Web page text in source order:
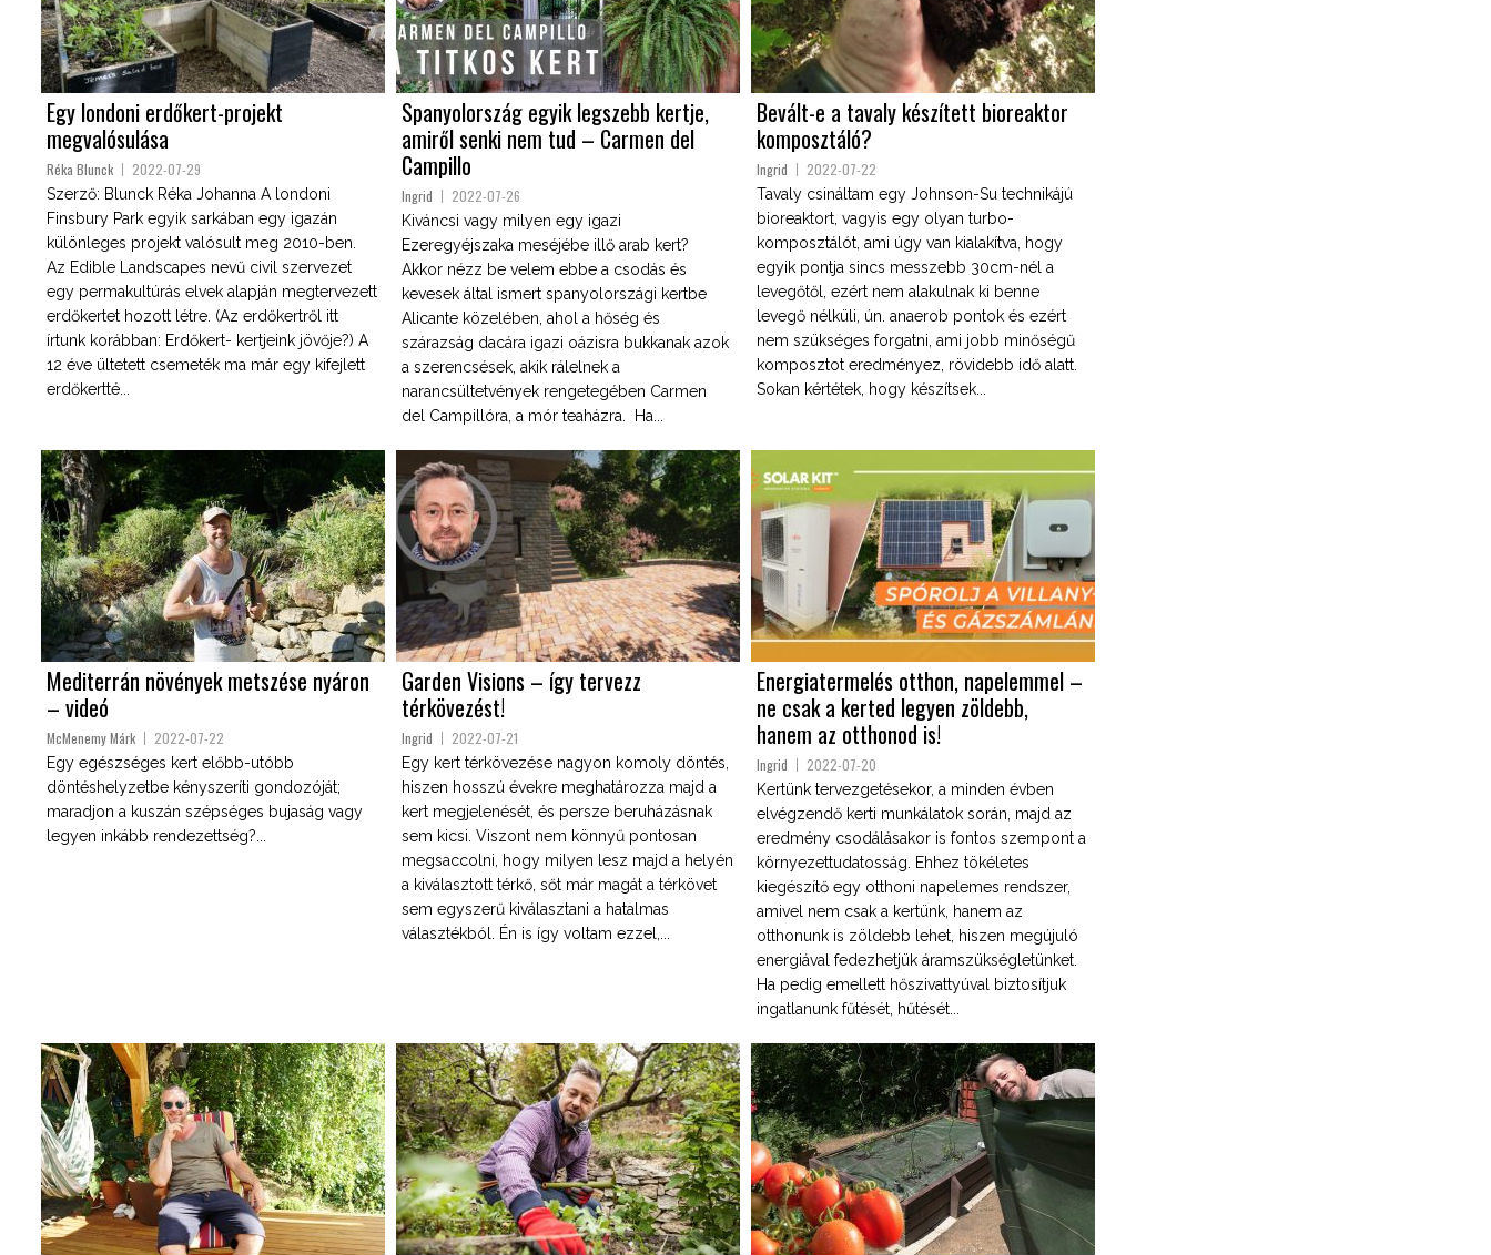
Egy londoni erdőkert-projekt
megvalósulása
Réka Blunck 2022-07-29
Szerző: Blunck Réka Johanna A londoni
Finsbury Park egyik sarkában egy igazán
különleges projekt valósult meg 2010-ben.
Az Edible Landscapes nevű civil szervezet
egy permakultúrás elvek alapján megtervezett
erdőkertet hozott létre. (Az erdőkertről itt
írtunk korábban: Erdőkert- kertjeink jövője?) A
12 éve ültetett csemeték ma már egy kifejlett
erdőkertté...
Spanyolország egyik legszebb kertje,
amiről senki nem tud – Carmen del
Campillo
Ingrid 2022-07-26
Kiváncsi vagy milyen egy igazi
Ezeregyéjszaka meséjébe illő arab kert?
Akkor nézz be velem ebbe a csodás és
kevesek által ismert spanyolországi kertbe
Alicante közelében, ahol a hőség és
szárazság dacára igazi oázisra bukkanak azok
a szerencsések, akik rálelnek a
narancsültetvények rengetegében Carmen
del Campillóra, a mór teaházra. Ha...
Bevált-e a tavaly készített bioreaktor
komposztáló?
Ingrid 2022-07-22
Tavaly csináltam egy Johnson-Su technikájú
bioreaktort, vagyis egy olyan turbo-
komposztálót, ami úgy van kialakítva, hogy
egyik pontja sincs messzebb 30cm-nél a
levegőtől, ezért nem alakulnak ki benne
levegő nélküli, ún. anaerob pontok és ezért
nem szükséges forgatni, ami jobb minőségű
komposztot eredményez, rövidebb idő alatt.
Sokan kértétek, hogy készítsek...
Mediterrán növények metszése nyáron
– videó
McMenemy Márk 2022-07-22
Egy egészséges kert előbb-utóbb
döntéshelyzetbe kényszeríti gondozóját;
maradjon a kuszán szépséges bujaság vagy
legyen inkább rendezettség?...
Garden Visions – így tervezz
térkövezést!
Ingrid 2022-07-21
Egy kert térkövezése nagyon komoly döntés,
hiszen hosszú évekre meghatározza majd a
kert megjelenését, és persze beruházásnak
sem kicsi. Viszont nem könnyű pontosan
megsaccolni, hogy milyen lesz majd a helyén
a kiválasztott térkő, sőt már magát a térkövet
sem egyszerű kiválasztani a hatalmas
választékból. Én is így voltam ezzel,...
Energiatermelés otthon, napelemmel –
ne csak a kerted legyen zöldebb,
hanem az otthonod is!
Ingrid 2022-07-20
Kertünk tervezgetésekor, a minden évben
elvégzendő kerti munkálatok során, majd az
eredmény csodálásakor is fontos szempont a
környezettudatosság. Ehhez tökéletes
kiegészítő egy otthoni napelemes rendszer,
amivel nem csak a kertünk, hanem az
otthonunk is zöldebb lehet, hiszen megújuló
energiával fedezhetjük áramszükségletünket.
Ha pedig emellett hőszivattyúval biztosítjuk
ingatlanunk fűtését, hűtését...